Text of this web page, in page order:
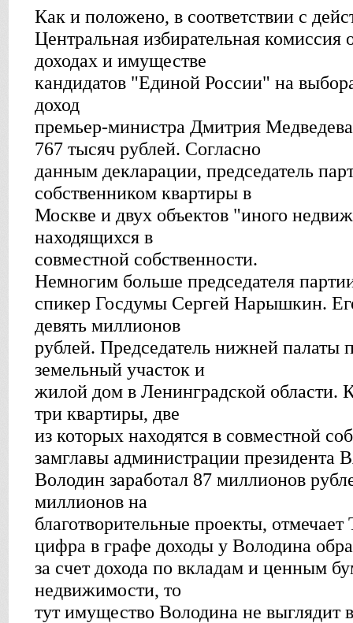
Как и положено, в соответствии с
Центральная избирательная комиссия
доходах и имуществе
кандидатов "Единой России" на
доход
премьер-министра Дмитрия
767 тысяч рублей. Согласно
данным декларации, председатель
собственником квартиры в
Москве и двух объектов "иного
находящихся в
совместной собственности.
Немногим больше председателя
спикер Госдумы Сергей Нарышкин.
девять миллионов
рублей. Председатель нижней палаты
земельный участок и
жилой дом в Ленинградской области.
три квартиры, две
из которых находятся в совместной
замглавы администрации президента
Володин заработал 87 миллионов
миллионов на
благотворительные проекты,
цифра в графе доходы у Володина
за счет дохода по вкладам и ценным
недвижимости, то
тут имущество Володина не выглядит